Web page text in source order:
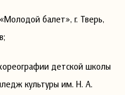
балет», г. Тверь,
детской школы
культуры им. Н. А.